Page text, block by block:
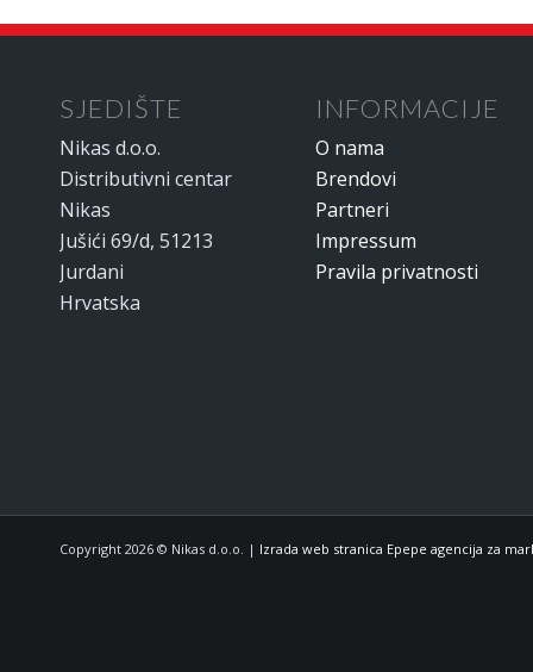
SJEDIŠTE
Nikas d.o.o.
Distributivni centar
Nikas
Jušići 69/d, 51213
Jurdani
Hrvatska
INFORMACIJE
O nama
Brendovi
Partneri
Impressum
Pravila privatnosti
Copyright 2026 © Nikas d.o.o. | Izrada web stranica Epepe agencija za